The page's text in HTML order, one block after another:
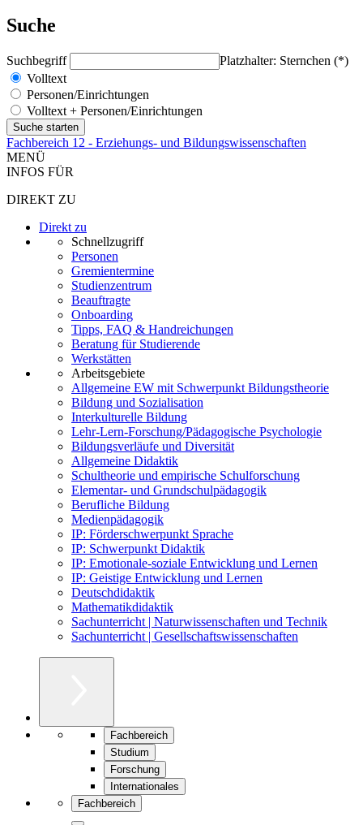
Suche
Suchbegriff
Platzhalter: Sternchen (*)
Volltext
Personen/Einrichtungen
Volltext + Personen/Einrichtungen
Fachbereich 12 - Erziehungs- und Bildungswissenschaften
MENÜ
INFOS FÜR
DIREKT ZU
Direkt zu
Schnellzugriff
Personen
Gremientermine
Studienzentrum
Beauftragte
Onboarding
Tipps, FAQ & Handreichungen
Beratung für Studierende
Werkstätten
Arbeitsgebiete
Allgemeine EW mit Schwerpunkt Bildungstheorie
Bildung und Sozialisation
Interkulturelle Bildung
Lehr-Lern-Forschung/Pädagogische Psychologie
Bildungsverläufe und Diversität
Allgemeine Didaktik
Schultheorie und empirische Schulforschung
Elementar- und Grundschulpädagogik
Berufliche Bildung
Medienpädagogik
IP: Förderschwerpunkt Sprache
IP: Schwerpunkt Didaktik
IP: Emotionale-soziale Entwicklung und Lernen
IP: Geistige Entwicklung und Lernen
Deutschdidaktik
Mathematikdidaktik
Sachunterricht | Naturwissenschaften und Technik
Sachunterricht | Gesellschaftswissenschaften
Fachbereich
Studium
Forschung
Internationales
Fachbereich